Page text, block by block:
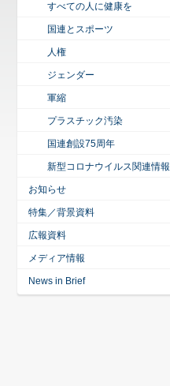
すべての人に健康を
国連とスポーツ
人権
ジェンダー
軍縮
プラスチック汚染
国連創設75周年
新型コロナウイルス関連情報
お知らせ
特集／背景資料
広報資料
メディア情報
News in Brief